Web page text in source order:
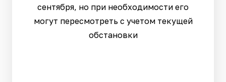
сентября, но при необходимости его
могут пересмотреть с учетом текущей
обстановки